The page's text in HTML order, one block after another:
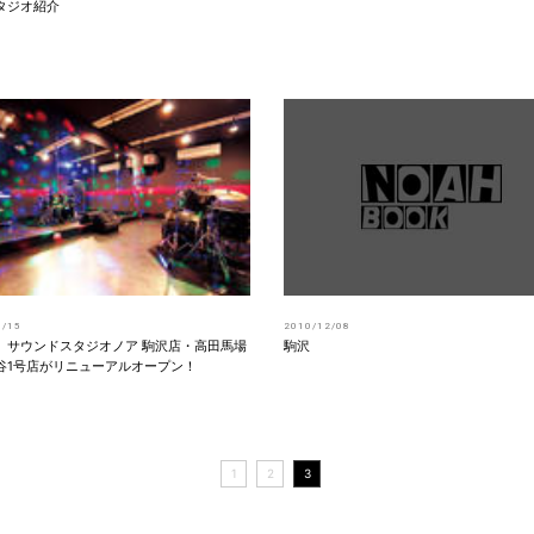
ジオ紹介
15
サウンドスタジオノア 駒沢店・高田馬場
1号店がリニューアルオープン！
2010/12/08
駒沢
1 2 3